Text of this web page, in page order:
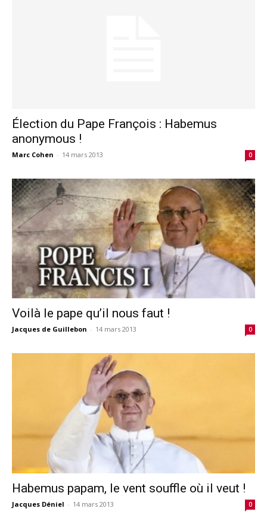
Élection du Pape François : Habemus
anonymous !
Marc Cohen - 14 mars 2013 0
Voilà le pape qu’il nous faut !
Jacques de Guillebon - 14 mars 2013 0
Habemus papam, le vent souffle où il veut !
Jacques Déniel - 14 mars 2013 0